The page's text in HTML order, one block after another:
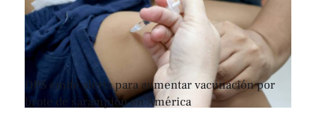
OPS emite alerta para aumentar vacunación por
brote de sarampión en América